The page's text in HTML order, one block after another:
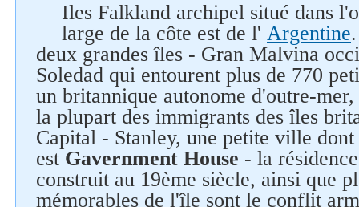
Iles Falkland archipel situé dans
large de la côte est de l' Argentine
deux grandes îles - Gran Malvina
Soledad qui entourent plus de 770
un britannique autonome d'outre-
la plupart des immigrants des îles
Capital - Stanley, une petite ville
est Gavernment House - la
construit au 19ème siècle, ainsi que
mémorables de l'île sont le conflit